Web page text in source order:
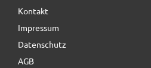
Kontakt
Impressum
Datenschutz
AGB